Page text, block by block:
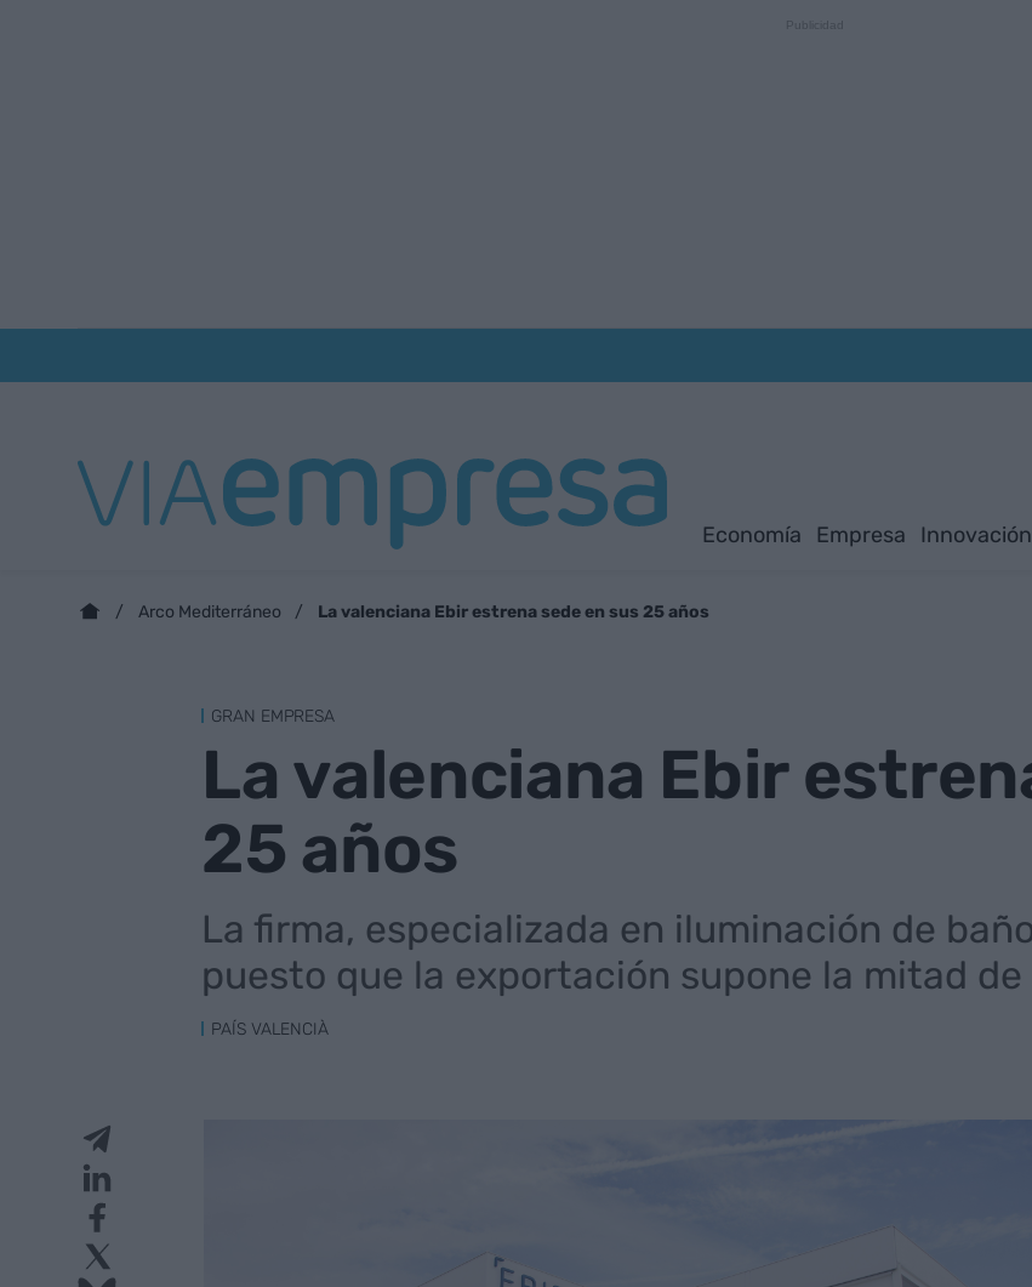
Economía Empresa Innovación
Arco Mediterráneo La valenciana Ebir estrena sede en sus 25 años
GRAN EMPRESA
La valenciana Ebir
25 años
La firma, especializada en iluminación de
puesto que la exportación supone la mitad
PAÍS VALENCIÀ